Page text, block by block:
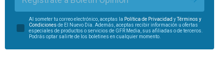
Al someter tu correo electrónico, aceptas la Política de Privacidad yTérminos y
Condiciones de El Nuevo Día. Además, aceptas recibir información u ofertas
especiales de productos o servicios de GFR Media, sus afiliadas o de terceros.
Podrás optar salirte de los boletines en cualquier momento.